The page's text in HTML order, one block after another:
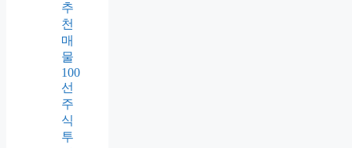
증
의
함
정
수
도
권
에
서